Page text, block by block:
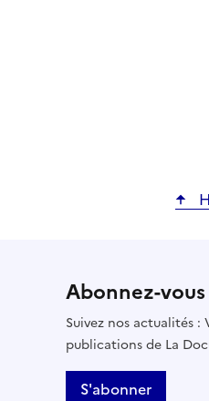
Abonnez-
Suivez nos actualités
publications de La
S'abonner